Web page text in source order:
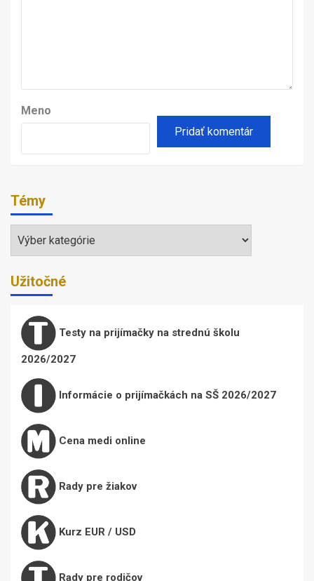
Meno
Témy
Témy
Užitočné
Testy na prijímačky na strednú školu
2026/2027
Informácie o prijímačkách na SŠ 2026/2027
Cena medi online
Rady pre žiakov
Kurz EUR / USD
Rady pre rodičov